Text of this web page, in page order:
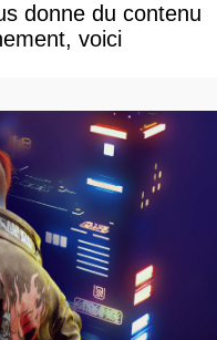
donne du contenu
voici